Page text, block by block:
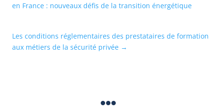
en France : nouveaux défis de la transition énergétique
Les conditions réglementaires des prestataires de formation
aux métiers de la sécurité privée →
